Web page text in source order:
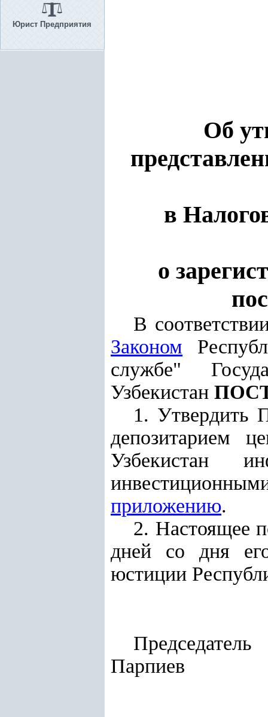
Юрист Предприятия
Об
в
о
В
Законом
службе"
Узбекистан
1. Утвердить
депозитарием
Узбекистан
приложению.
2. Настоящее
дней со дня
юстиции
Парпиев